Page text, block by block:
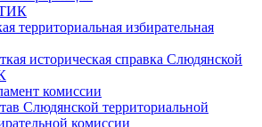
территориальная избирательная
историческая справка Слюдянской
комиссии
Слюдянской территориальной
комиссии